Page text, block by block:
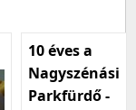
10 éves a
Nagyszénási
Parkfürdő -